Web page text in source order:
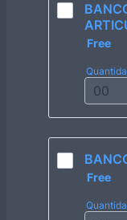
Free
Free
Free
Free